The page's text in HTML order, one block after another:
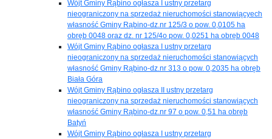
Wójt Gminy Rąbino ogłasza I ustny przetarg
nieograniczony na sprzedaż nieruchomości stanowiącyech
własność Gminy Rąbino-dz.nr 125/3 o pow. 0,0105 ha
obręb 0048 oraz dz. nr 125/4o pow. 0,0251 ha obręb 0048
Wójt Gminy Rąbino ogłasza I ustny przetarg
nieograniczony na sprzedaż nieruchomości stanowiących
własność Gminy Rąbino-dz.nr 313 o pow. 0,2035 ha obręb
Biała Góra
Wójt Gminy Rąbino ogłasza II ustny przetarg
nieograniczony na sprzedaż nieruchomości stanowiących
własność Gminy Rąbino-dz.nr 97 o pow. 0,51 ha obręb
Batyń
Wójt Gminy Rąbino ogłasza I ustny przetarg